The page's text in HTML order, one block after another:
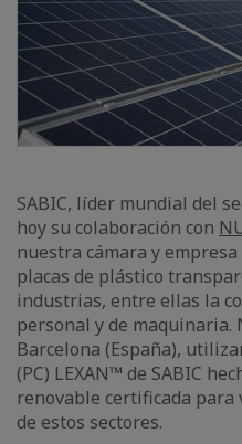
SABIC, líder mundial del
hoy su colaboración con
nuestra cámara y
placas de plástico
industrias, entre ellas la
personal y de maquinaria.
Barcelona (España),
(PC) LEXAN™ de SABIC
renovable certificada
de estos sectores.